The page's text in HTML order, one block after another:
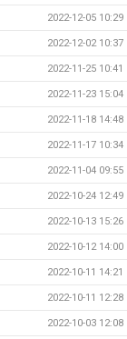
2022-12-05 10:29
2022-12-02 10:37
2022-11-25 10:41
2022-11-23 15:04
2022-11-18 14:48
2022-11-17 10:34
2022-11-04 09:55
2022-10-24 12:49
2022-10-13 15:26
2022-10-12 14:00
2022-10-11 14:21
2022-10-11 12:28
2022-10-03 12:08